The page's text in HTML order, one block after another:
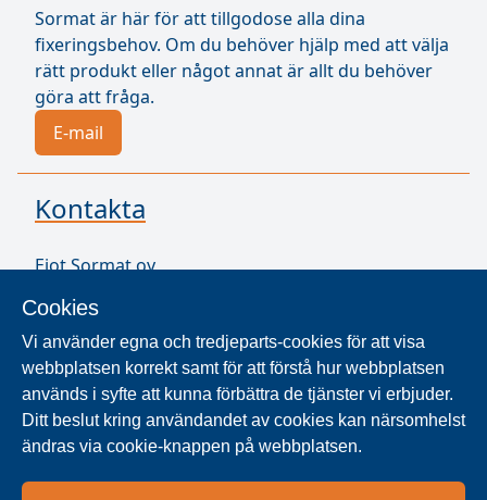
Cookies
Vi använder egna och tredjeparts-cookies för att visa
webbplatsen korrekt samt för att förstå hur webbplatsen
används i syfte att kunna förbättra de tjänster vi erbjuder.
Ditt beslut kring användandet av cookies kan närsomhelst
ändras via cookie-knappen på webbplatsen.
Sormat är här för att tillgodose alla dina
fixeringsbehov. Om du behöver hjälp med att välja
rätt produkt eller något annat är allt du behöver
göra att fråga.
E-mail
Kontakta
Ejot Sormat oy
21250 Masku
Finland
VAT ID FI17077231
SÖK ÅTERFÖRSÄLJARE